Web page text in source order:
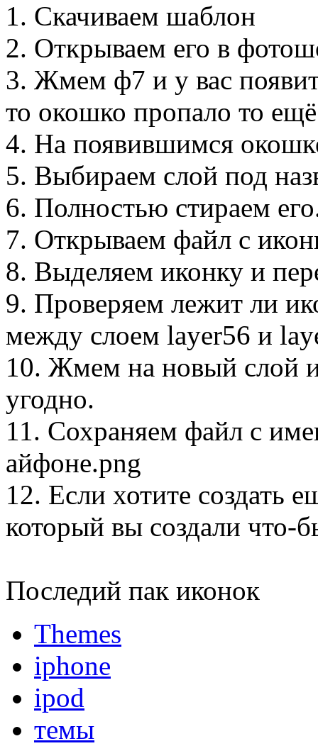
1. Скачиваем шаблон
2. Открываем его в
3. Жмем ф7 и у вас
то окошко пропало то
4. На появившимся
5. Выбираем слой под
6. Полностью стираем
7. Открываем файл с
8. Выделяем иконку и
9. Проверяем лежит ли
между слоем layer56 и
10. Жмем на новый слой
угодно.
11. Сохраняем файл с
айфоне.png
12. Если хотите создать
который вы создали что-
Последий пак иконок
Themes
iphone
ipod
темы